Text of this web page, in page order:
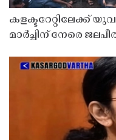
കളക്ടറേറ്റിലേക്ക്
മാർച്ചിന് നേരെ